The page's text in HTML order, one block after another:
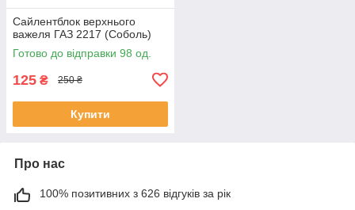
Сайлентблок верхнього
важеля ГАЗ 2217 (Соболь)
Готово до відправки 98 од.
125 ₴ 250 ₴
Купити
Про нас
100% позитивних з 626 відгуків за рік